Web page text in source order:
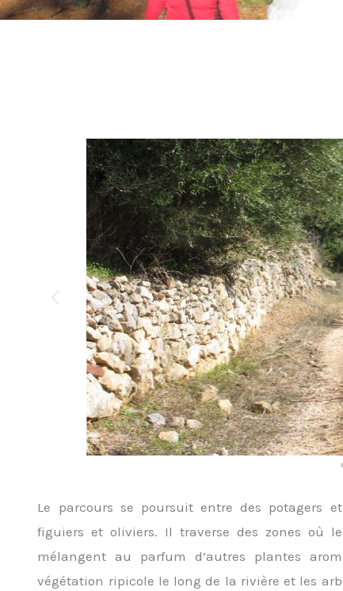
Le parcours se poursuit entre des potagers
figuiers et oliviers. Il traverse des zones où
mélangent au parfum d’autres plantes
végétation ripicole le long de la rivière et les